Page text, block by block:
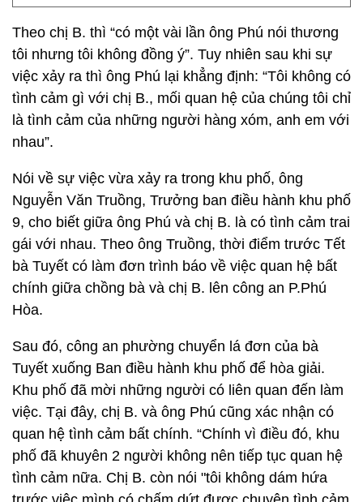
Theo chị B. thì “có một vài lần ông Phú nói thương
tôi nhưng tôi không đồng ý”. Tuy nhiên sau khi sự
việc xảy ra thì ông Phú lại khẳng định: “Tôi không có
tình cảm gì với chị B., mối quan hệ của chúng tôi chỉ
là tình cảm của những người hàng xóm, anh em với
nhau”.
Nói về sự việc vừa xảy ra trong khu phố, ông
Nguyễn Văn Truồng, Trưởng ban điều hành khu phố
9, cho biết giữa ông Phú và chị B. là có tình cảm trai
gái với nhau. Theo ông Truồng, thời điểm trước Tết
bà Tuyết có làm đơn trình báo về việc quan hệ bất
chính giữa chồng bà và chị B. lên công an P.Phú
Hòa.
Sau đó, công an phường chuyển lá đơn của bà
Tuyết xuống Ban điều hành khu phố để hòa giải.
Khu phố đã mời những người có liên quan đến làm
việc. Tại đây, chị B. và ông Phú cũng xác nhận có
quan hệ tình cảm bất chính. “Chính vì điều đó, khu
phố đã khuyên 2 người không nên tiếp tục quan hệ
tình cảm nữa. Chị B. còn nói "tôi không dám hứa